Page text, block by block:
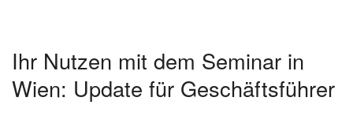
Ihr Nutzen mit dem Seminar in
Wien: Update für Geschäftsführer